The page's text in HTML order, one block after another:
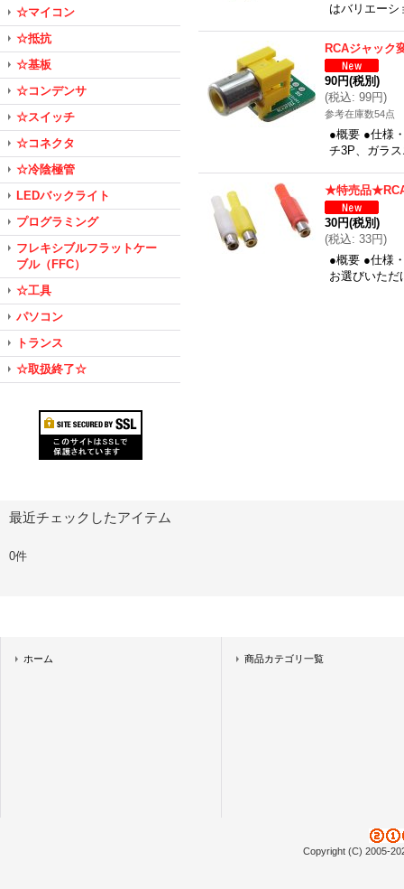
☆マイコン
☆抵抗
☆基板
☆コンデンサ
☆スイッチ
☆コネクタ
☆冷陰極管
LEDバックライト
プログラミング
フレキシブルフラットケー
ブル（FFC）
☆工具
パソコン
トランス
☆取扱終了☆
はバリエー
RCAジャック
90円(税別)
(税込: 99円)
参考在庫数54点
●概要 ●仕様
チ3P、ガラ
★特売品
30円(税別)
(税込: 33円)
●概要 ●仕様
お選びいた
最近チェックしたアイテム
0件
ホーム 商品カテゴリ一覧
Copyright (C) 2005-